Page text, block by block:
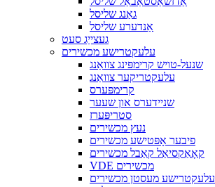
גאַנג שליסל
אַנדערע שליסל
געצייַג סעט
עלעקטרישע מכשירים
שנעל-טויש קרימפּינג צוואַנג
עלעקטריקער צוואַנג
קרימפּערס
שניידערס און שעער
סטריפּערז
נעץ מכשירים
פיבער אָפּטישע מכשירים
קאָאַקסיאַל קאַבל מכשירים
VDE מכשירים
עלעקטרישע מעסטן מכשירים